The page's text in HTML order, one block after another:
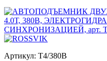
Артикул: T4/380В